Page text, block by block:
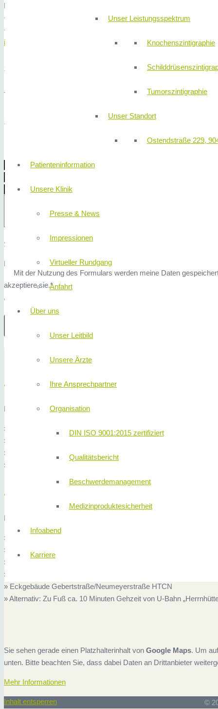
Unser Leistungsspektrum
Knochenszintigraphie
Tumorszintigraphie
Unser Standort
Ostendstraße 229,
Patienteninformation
Unsere Klinik
Presse & News
Impressionen
Virtueller Rundgang
Anfahrt
Über uns
Unser Leitbild
Unsere Ärzte
Ihre Ansprechpartner
Organisation
DIN ISO 9001:2015 zertifiziert
Qualitätsbericht
Beschwerdemanagement
Medizinproduktesicherheit
Infoabend
Karriere
Neumeyerstraße 48 - 8. Etage, 90411 Nürnberg
+49 (0) 911 580 68 - 0
+49 (0) 911 580 68 - 1150
info@310klinik.com
Sprechstundenzeiten
Termine nach Vereinbarung.
Schreiben Sie uns!
Sicherheitsfrage: 3x1 ist?
Hier finden Sie unsereDatenschutzerklärung
Mit der Nutzung des Formulars werden meine Daten
akzeptiere sie.*
* Erforderliche Angaben
Anreise mit PKW (ab Autobahn A3)
Fahrzeit ab Autobahnabfahrt: ca. 4 Minuten
» A3 bis Abfahrt Nürnberg Nord
» Bundesstraße B2 in Richtung Nürnberg (Äußere Bayreuther
» An der dritten Ampel links in die Neumeyerstraße abbiegen
» Eckgebäude Gebertstraße/Neumeyerstraße (HTCN)
Anreise mit öffentlichen Verkehrsmitteln
Fahrzeit mit Taxi: ca. 10 Minuten, mit U-Bahn und Bus: ca. 20
» U2 Richtung Flughafen oder U21 Richtung Ziegelstein
» Station „Herrenhütte“ aussteigen
» Umsteigen in Bus, Linie 31 oder 32, Richtung Thon
» Haltestelle „Schafhofstraße“ aussteigen
» Eckgebäude Gebertstraße/Neumeyerstraße HTCN
» Alternativ: Zu Fuß ca. 10 Minuten Gehzeit von U-Bahn
Sie sehen gerade einen Platzhalterinhalt von Google Maps. Um
unten. Bitte beachten Sie, dass dabei Daten an Drittanbieter
Mehr Informationen
Inhalt entsperren
©